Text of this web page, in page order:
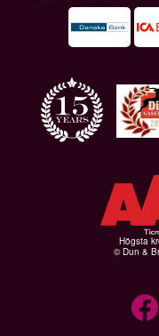
Högsta
© Dun &